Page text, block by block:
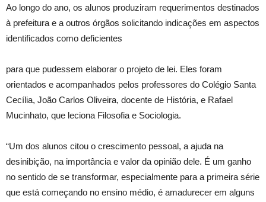
Ao longo do ano, os alunos produziram requerimentos destinados
à prefeitura e a outros órgãos solicitando indicações em aspectos
identificados como deficientes
para que pudessem elaborar o projeto de lei. Eles foram
orientados e acompanhados pelos professores do Colégio Santa
Cecília, João Carlos Oliveira, docente de História, e Rafael
Mucinhato, que leciona Filosofia e Sociologia.
“Um dos alunos citou o crescimento pessoal, a ajuda na
desinibição, na importância e valor da opinião dele. É um ganho
no sentido de se transformar, especialmente para a primeira série
que está começando no ensino médio, é amadurecer em alguns